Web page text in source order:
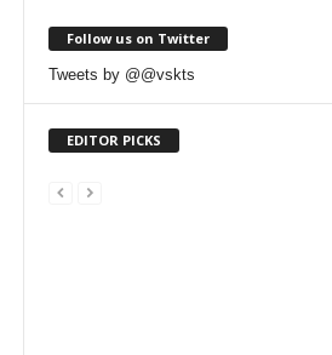
Follow us on Twitter
Tweets by @@vskts
EDITOR PICKS